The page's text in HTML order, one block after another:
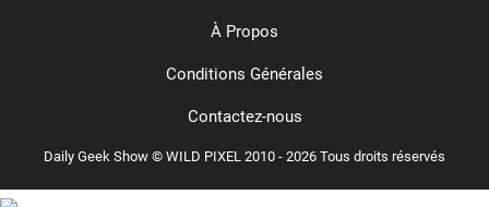
Daily Geek Show © WILD PIXEL 2010 - 2026 Tous droits réservés
À Propos
Conditions Générales
Contactez-nous